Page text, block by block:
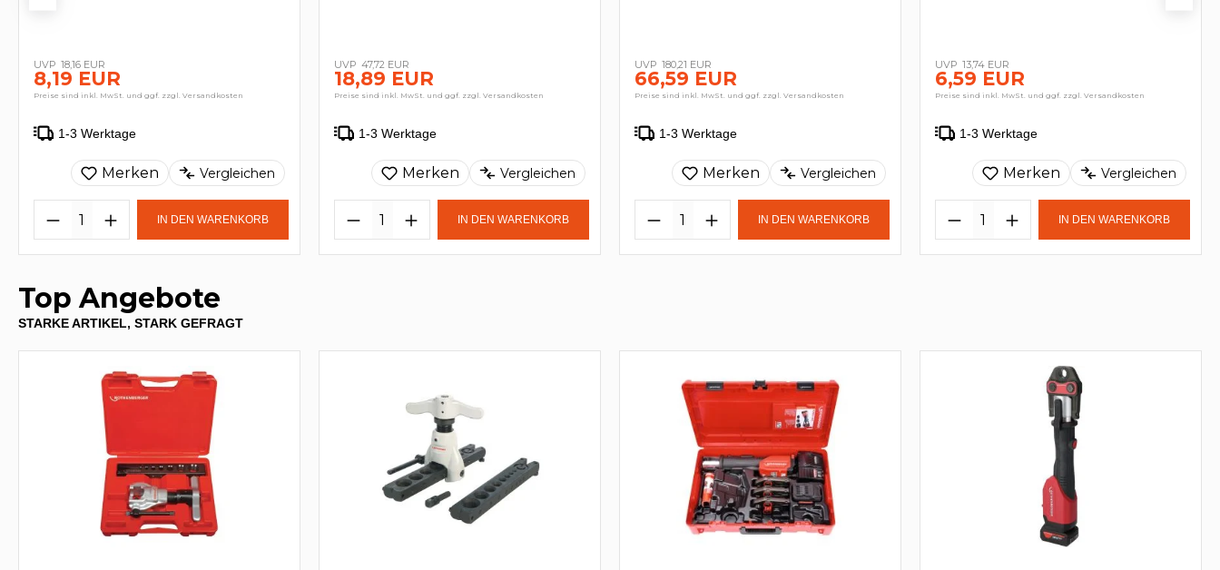
18,16 EUR
8,19 EUR
Preise sind inkl. MwSt. und ggf. zzgl. Versandkosten
1-3 Werktage
Merken Vergleichen
IN DEN WARENKORB
47,72 EUR
18,89 EUR
Preise sind inkl. MwSt. und ggf. zzgl. Versandkosten
1-3 Werktage
Merken Vergleichen
IN DEN WARENKORB
180,21 EUR
66,59 EUR
Preise sind inkl. MwSt. und ggf. zzgl. Versandkosten
1-3 Werktage
Merken Vergleichen
IN DEN WARENKORB
13,74 EUR
6,59 EUR
Preise sind inkl. MwSt. und ggf. zzgl. Versandkosten
1-3 Werktage
Merken Vergleichen
IN DEN WARENKORB
Top Angebote
STARKE ARTIKEL, STARK GEFRAGT